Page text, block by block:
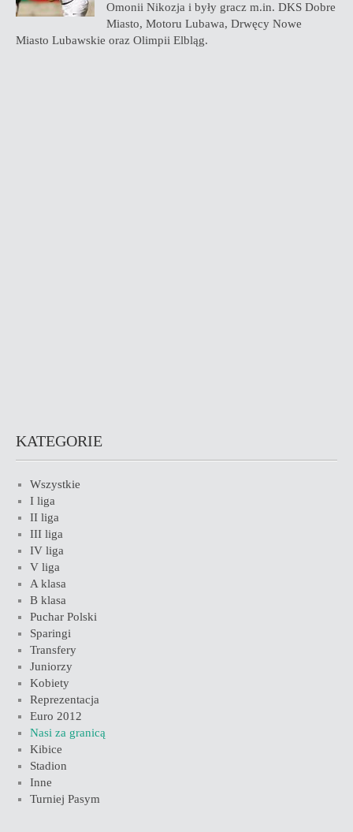
Omonii Nikozja i były gracz m.in. DKS Dobre
Miasto, Motoru Lubawa, Drwęcy Nowe
Miasto Lubawskie oraz Olimpii Elbląg.
KATEGORIE
Wszystkie
I liga
II liga
III liga
IV liga
V liga
A klasa
B klasa
Puchar Polski
Sparingi
Transfery
Juniorzy
Kobiety
Reprezentacja
Euro 2012
Nasi za granicą
Kibice
Stadion
Inne
Turniej Pasym